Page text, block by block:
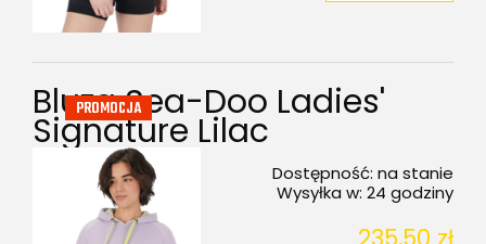
Bluza Sea-Doo Ladies'
Signature Lilac
Dostępność: na stanie
Wysyłka w: 24 godziny
PROMOCJA